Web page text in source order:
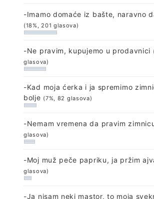
-Imamo domaće iz bašte, naravno
(18%, 201 glasova)
-Ne pravim, kupujemo u prodavnici
glasova)
-Kad moja ćerka i ja spremimo
bolje (7%, 82 glasova)
-Nemam vremena da pravim
glasova)
-Moj muž peče papriku, ja pržim
glasova)
-Ja nisam neki mastor, to moja